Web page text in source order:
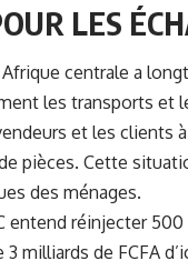
LES
centrale a
les transports et
et les clients
pièces. Cette
des ménages.
entend réinjecter
milliards de FCFA